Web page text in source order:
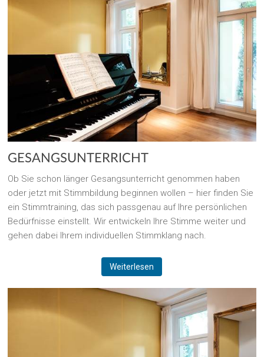
GESANGSUNTERRICHT
Ob Sie schon länger Gesangsunterricht genommen haben
oder jetzt mit Stimmbildung beginnen wollen – hier finden Sie
ein Stimmtraining, das sich passgenau auf Ihre persönlichen
Bedürfnisse einstellt. Wir entwickeln Ihre Stimme weiter und
gehen dabei Ihrem individuellen Stimmklang nach.
Weiterlesen